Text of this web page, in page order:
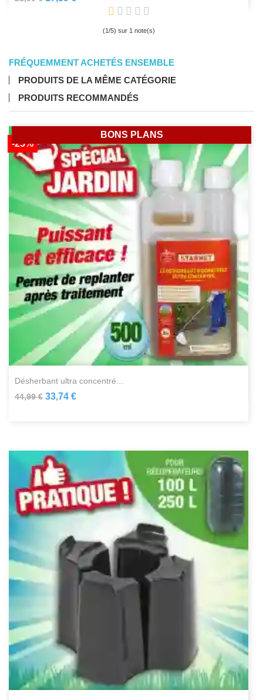
(1/5) sur 1note(s)
FRÉQUEMMENT ACHETÉS ENSEMBLE
PRODUITS DE LA MÊME CATÉGORIE
PRODUITS RECOMMANDÉS
désherbant ultra concentré...
44,99 €
-25%
33,74 €
BONS PLANS